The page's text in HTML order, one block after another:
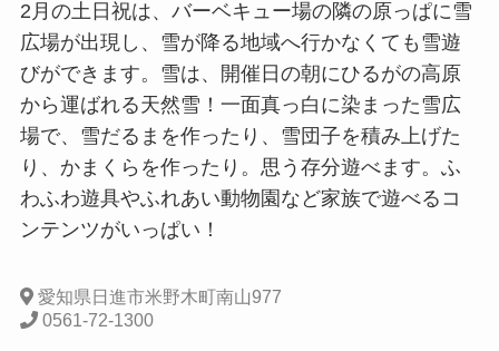
2月の土日祝は、バーベキュー場の隣の原っぱに雪
広場が出現し、雪が降る地域へ行かなくても雪遊
びができます。雪は、開催日の朝にひるがの高原
から運ばれる天然雪！一面真っ白に染まった雪広
場で、雪だるまを作ったり、雪団子を積み上げた
り、かまくらを作ったり。思う存分遊べます。ふ
わふわ遊具やふれあい動物園など家族で遊べるコ
ンテンツがいっぱい！
愛知県日進市米野木町南山977
0561-72-1300